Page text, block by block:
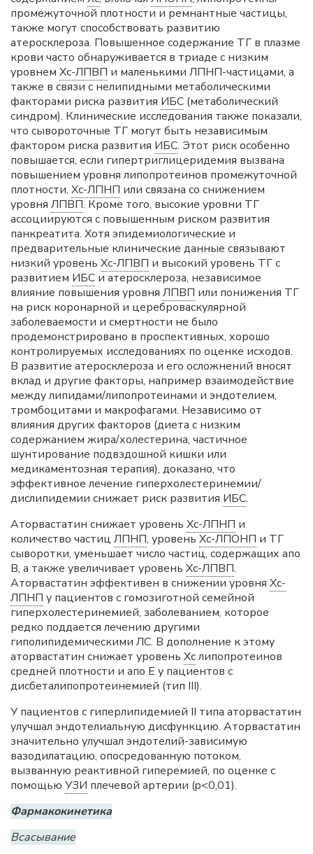
промежуточной плотности и ремнантные частицы,
также могут способствовать развитию
атеросклероза. Повышенное содержание ТГ в плазме
крови часто обнаруживается в триаде с низким
уровнем Хс-ЛПВП и маленькими ЛПНП-частицами, а
также в связи с нелипидными метаболическими
факторами риска развития ИБС (метаболический
синдром). Клинические исследования также показали,
что сывороточные ТГ могут быть независимым
фактором риска развития ИБС. Этот риск особенно
повышается, если гипертриглицеридемия вызвана
повышением уровня липопротеинов промежуточной
плотности, Хс-ЛПНП или связана со снижением
уровня ЛПВП. Кроме того, высокие уровни ТГ
ассоциируются с повышенным риском развития
панкреатита. Хотя эпидемиологические и
предварительные клинические данные связывают
низкий уровень Хс-ЛПВП и высокий уровень ТГ с
развитием ИБС и атеросклероза, независимое
влияние повышения уровня ЛПВП или понижения ТГ
на риск коронарной и цереброваскулярной
заболеваемости и смертности не было
продемонстрировано в проспективных, хорошо
контролируемых исследованиях по оценке исходов.
В развитие атеросклероза и его осложнений вносят
вклад и другие факторы, например взаимодействие
между липидами/липопротеинами и эндотелием,
тромбоцитами и макрофагами. Независимо от
влияния других факторов (диета с низким
содержанием жира/холестерина, частичное
шунтирование подвздошной кишки или
медикаментозная терапия), доказано, что
эффективное лечение гиперхолестеринемии/
дислипидемии снижает риск развития ИБС.
Аторвастатин снижает уровень Хс-ЛПНП и
количество частиц ЛПНП, уровень Хс-ЛПОНП и ТГ
сыворотки, уменьшает число частиц, содержащих апо
В, а также увеличивает уровень Хс-ЛПВП.
Аторвастатин эффективен в снижении уровня Хс-
ЛПНП у пациентов с гомозиготной семейной
гиперхолестеринемией, заболеванием, которое
редко поддается лечению другими
гиполипидемическими ЛС. В дополнение к этому
аторвастатин снижает уровень Хслипопротеинов
средней плотности и апо E у пациентов с
дисбеталипопротеинемией (тип III).
У пациентов с гиперлипидемией II типа аторвастатин
улучшал эндотелиальную дисфункцию. Аторвастатин
значительно улучшал эндотелий-зависимую
вазодилатацию, опосредованную потоком,
вызванную реактивной гиперемией, по оценке с
помощью УЗИ плечевой артерии (p<0,01).
Фармакокинетика
Всасывание